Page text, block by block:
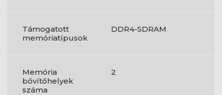
Támogatott
memóriatípusok
DDR4-SDRAM
Memória
bővítőhelyek
száma
2